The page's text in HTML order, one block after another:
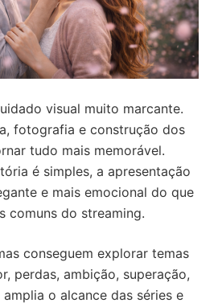
visual muito marcante.
fotografia e construção dos
tudo mais memorável.
é simples, a apresentação
e mais emocional do que
comuns do streaming.
conseguem explorar temas
perdas, ambição, superação,
o alcance das séries e